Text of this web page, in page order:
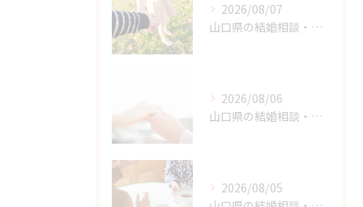
2026/08/07
山口県の結婚相談・婚活を始める勇気を持つためのヒント
2026/08/06
山口県の結婚相談・婚活の自己肯定感を高める実践アドバイス
2026/08/05